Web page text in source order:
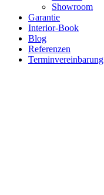
Showroom
Garantie
Interior-Book
Blog
Referenzen
Terminvereinbarung